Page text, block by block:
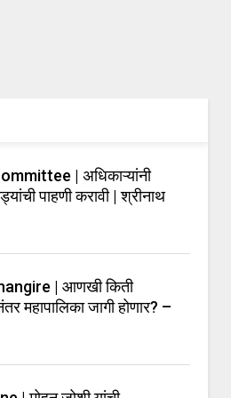
| अधिकाऱ्यांनी
पाहणी करावी | श्रीनाथ
| आणखी किती
महापालिका जागी होणार? –